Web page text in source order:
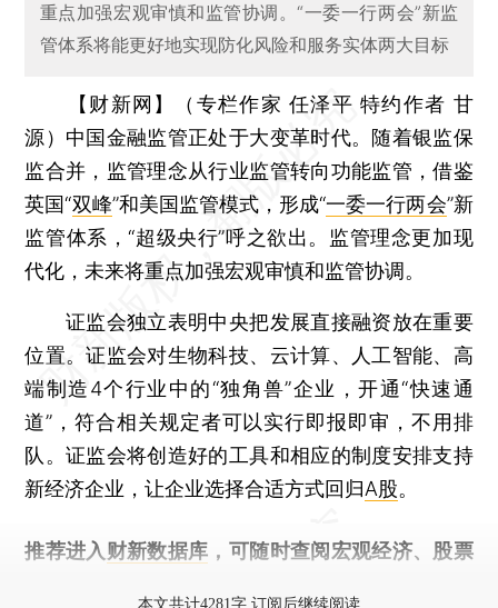
重点加强宏观审慎和监管协调。“一委一行两会”新监
管体系将能更好地实现防化风险和服务实体两大目标
【财新网】（专栏作家 任泽平 特约作者 甘
源） 中国金融监管正处于大变革时代。随着银监保
监合并，监管理念从行业监管转向功能监管，借鉴
英国“双峰”和美国监管模式，形成“一委一行两会”新
监管体系，“超级央行”呼之欲出。监管理念更加现
代化，未来将重点加强宏观审慎和监管协调。
证监会独立表明中央把发展直接融资放在重要
位置。证监会对生物科技、云计算、人工智能、高
端制造4个行业中的“独角兽”企业，开通“快速通
道”，符合相关规定者可以实行即报即审，不用排
队。证监会将创造好的工具和相应的制度安排支持
新经济企业，让企业选择合适方式回归A股。
推荐进入 财新数据库 ，可随时查阅宏观经济、股票
本文共计4281字 订阅后继续阅读